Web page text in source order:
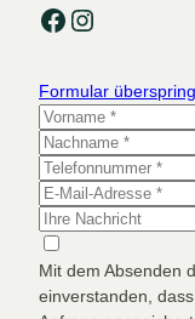
Facebook Instagram
Formular
Mit dem Absenden
einverstanden,